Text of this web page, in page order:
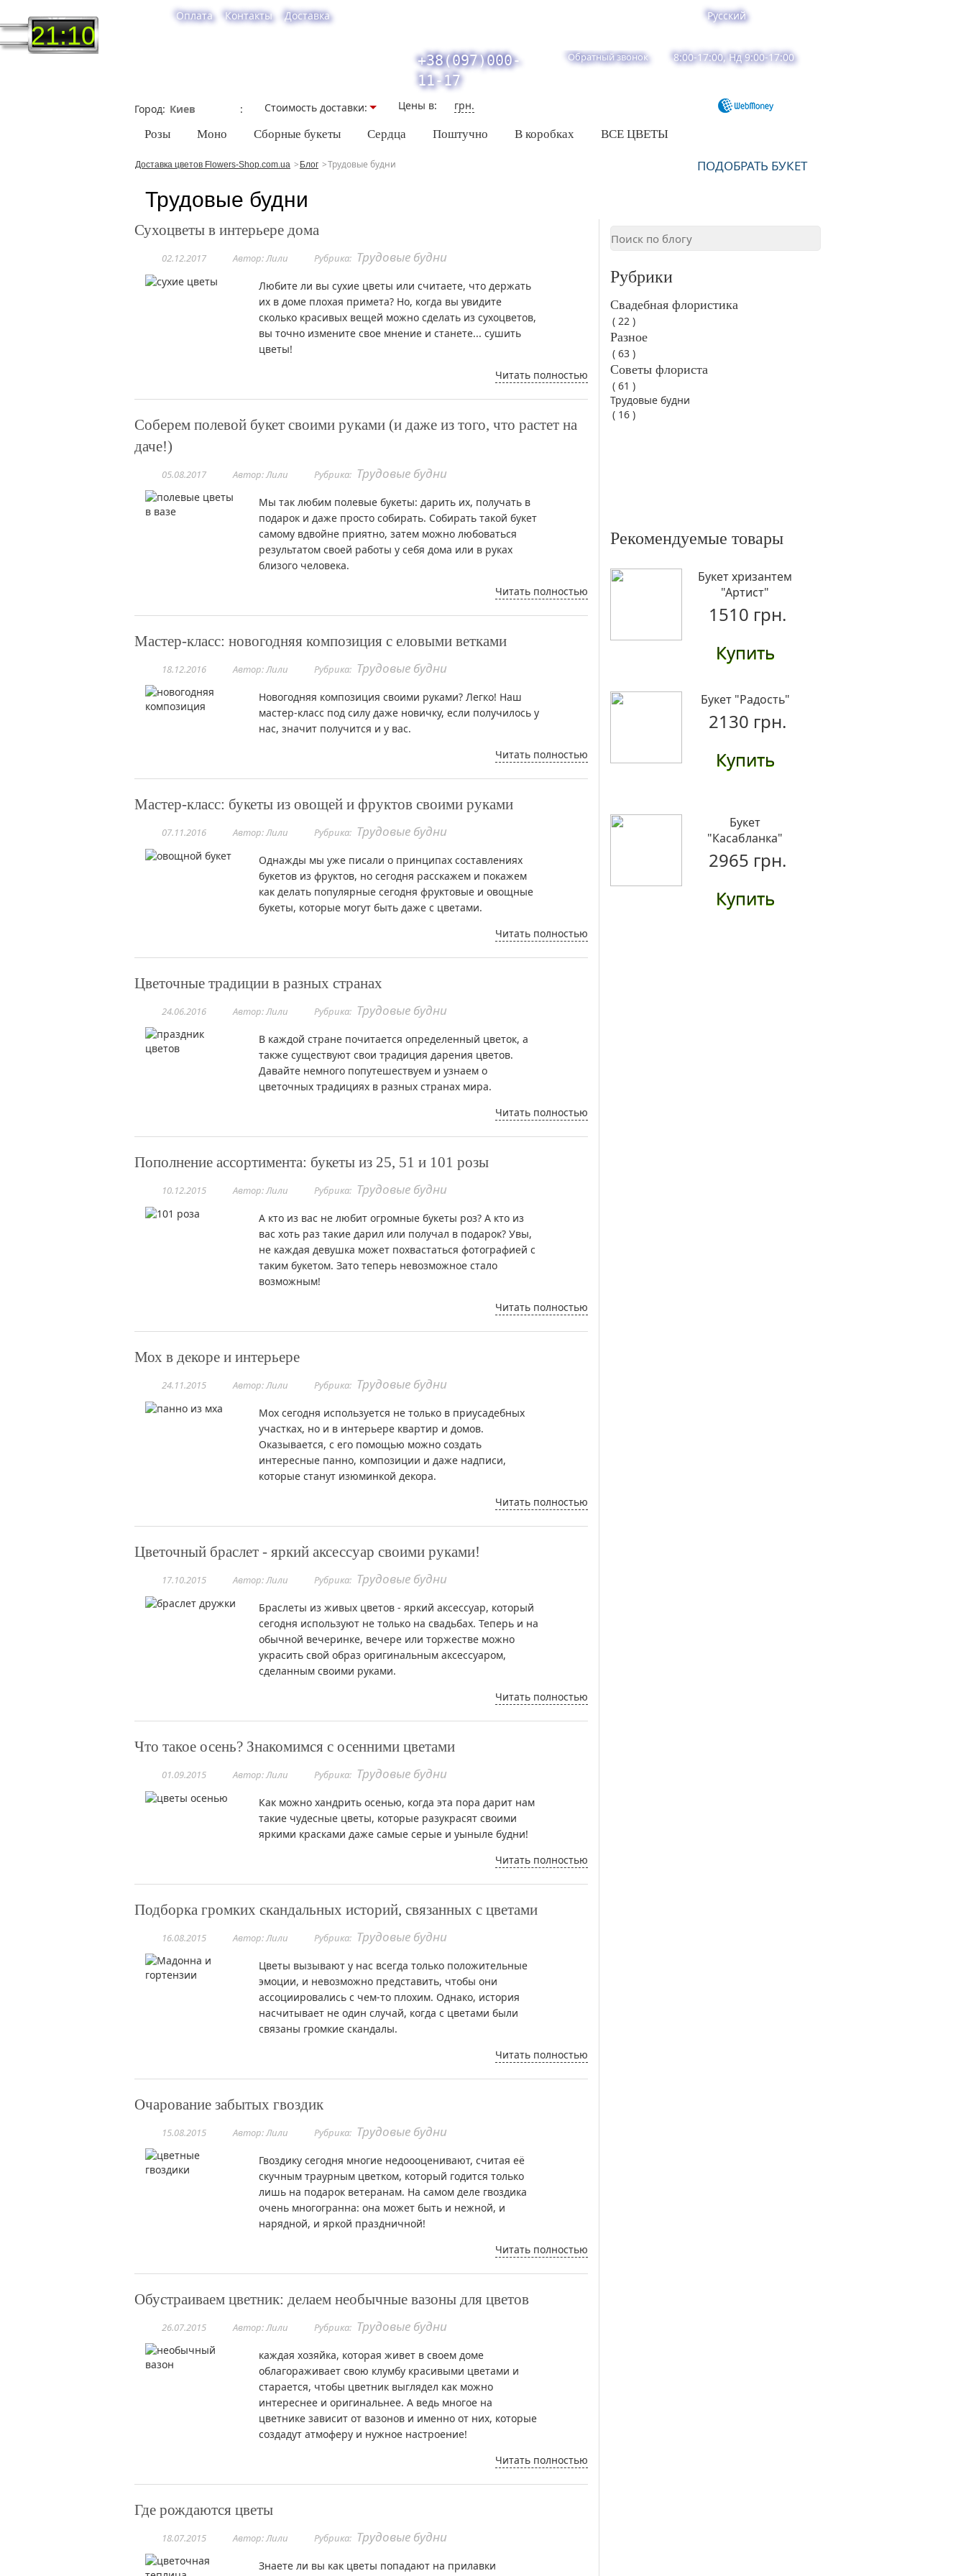
21:10
Оплата Контакты Доставка Русский
+38(097)000-
11-17
Обратный звонок 8:00-17:00, Нд 9:00-17:00
Город Стоимость доставки: Цены в: грн.
Розы Моно Сборные букеты Сердца Поштучно В коробках ВСЕ ЦВЕТЫ
ПОДОБРАТЬ БУКЕТ
Доставка цветов Flowers-Shop.com.ua Блог Трудовые будни
Трудовые будни
Сухоцветы в интерьере дома
02.12.2017 Автор: Лили Рубрика: Трудовые будни
Любите ли вы сухие цветы или считаете, что держать
их в доме плохая примета? Но, когда вы увидите
сколько красивых вещей можно сделать из сухоцветов,
вы точно измените свое мнение и станете... сушить
цветы!
Читать полностью
Соберем полевой букет своими руками (и даже из того, что растет на
даче!)
05.08.2017 Автор: Лили Рубрика: Трудовые будни
Мы так любим полевые букеты: дарить их, получать в
подарок и даже просто собирать. Собирать такой букет
самому вдвойне приятно, затем можно любоваться
результатом своей работы у себя дома или в руках
близого человека.
Читать полностью
Мастер-класс: новогодняя композиция с еловыми ветками
18.12.2016 Автор: Лили Рубрика: Трудовые будни
Новогодняя композиция своими руками? Легко! Наш
мастер-класс под силу даже новичку, если получилось у
нас, значит получится и у вас.
Читать полностью
Мастер-класс: букеты из овощей и фруктов своими руками
07.11.2016 Автор: Лили Рубрика: Трудовые будни
Однажды мы уже писали о принципах составлениях
букетов из фруктов, но сегодня расскажем и покажем
как делать популярные сегодня фруктовые и овощные
букеты, которые могут быть даже с цветами.
Читать полностью
Цветочные традиции в разных странах
24.06.2016 Автор: Лили Рубрика: Трудовые будни
В каждой стране почитается определенный цветок, а
также существуют свои традиция дарения цветов.
Давайте немного попутешествуем и узнаем о
цветочных традициях в разных странах мира.
Читать полностью
Пополнение ассортимента: букеты из 25, 51 и 101 розы
10.12.2015 Автор: Лили Рубрика: Трудовые будни
А кто из вас не любит огромные букеты роз? А кто из
вас хоть раз такие дарил или получал в подарок? Увы,
не каждая девушка может похвастаться фотографией с
таким букетом. Зато теперь невозможное стало
возможным!
Читать полностью
Мох в декоре и интерьере
24.11.2015 Автор: Лили Рубрика: Трудовые будни
Мох сегодня используется не только в приусадебных
участках, но и в интерьере квартир и домов.
Оказывается, с его помощью можно создать
интересные панно, композиции и даже надписи,
которые станут изюминкой декора.
Читать полностью
Цветочный браслет - яркий аксессуар своими руками!
17.10.2015 Автор: Лили Рубрика: Трудовые будни
Браслеты из живых цветов - яркий аксессуар, который
сегодня используют не только на свадьбах. Теперь и на
обычной вечеринке, вечере или торжестве можно
украсить свой образ оригинальным аксессуаром,
сделанным своими руками.
Читать полностью
Что такое осень? Знакомимся с осенними цветами
01.09.2015 Автор: Лили Рубрика: Трудовые будни
Как можно хандрить осенью, когда эта пора дарит нам
такие чудесные цветы, которые разукрасят своими
яркими красками даже самые серые и уыныле будни!
Читать полностью
Подборка громких скандальных историй, связанных с цветами
16.08.2015 Автор: Лили Рубрика: Трудовые будни
Цветы вызывают у нас всегда только положительные
эмоции, и невозможно представить, чтобы они
ассоциировались с чем-то плохим. Однако, история
насчитывает не один случай, когда с цветами были
связаны громкие скандалы.
Читать полностью
Очарование забытых гвоздик
15.08.2015 Автор: Лили Рубрика: Трудовые будни
Гвоздику сегодня многие недоооценивают, считая её
скучным траурным цветком, который годится только
лишь на подарок ветеранам. На самом деле гвоздика
очень многогранна: она может быть и нежной, и
нарядной, и яркой праздничной!
Читать полностью
Обустраиваем цветник: делаем необычные вазоны для цветов
26.07.2015 Автор: Лили Рубрика: Трудовые будни
каждая хозяйка, которая живет в своем доме
облагораживает свою клумбу красивыми цветами и
старается, чтобы цветник выглядел как можно
интереснее и оригинальнее. А ведь многое на
цветнике зависит от вазонов и именно от них, которые
создадут атмоферу и нужное настроение!
Читать полностью
Где рождаются цветы
18.07.2015 Автор: Лили Рубрика: Трудовые будни
Знаете ли вы как цветы попадают на прилавки
Рубрики
Свадебная флористика
( 22 )
Разное
( 63 )
Советы флориста
( 61 )
Трудовые будни
( 16 )
Рекомендуемые товары
Букет хризантем
"Артист"
1510 грн.
Купить
Букет "Радость"
2130 грн.
Купить
Букет
"Касабланка"
2965 грн.
Купить